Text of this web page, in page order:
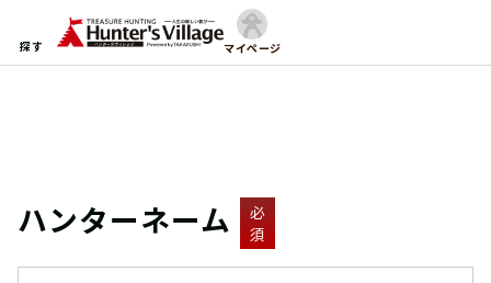
探す マイページ
ハンターネーム
必
須